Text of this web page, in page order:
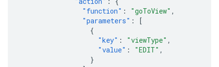
"function" : "goToView" ,
"parameters" :
[
{
"key" : "viewType" ,
"value" : "EDIT" ,
}